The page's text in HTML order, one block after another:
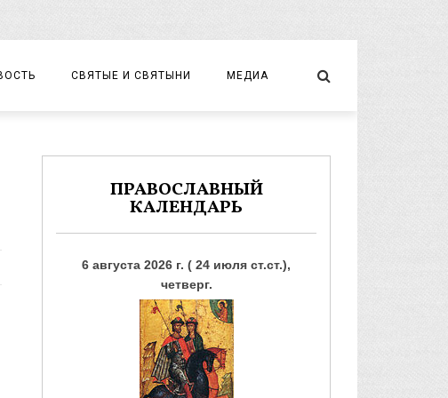
СВЯТЫЕ И СВЯТЫНИ МЕДИА
ФОТО
ПРАВОСЛАВНЫЙ
КАЛЕНДАРЬ
6 августа 2026 г. ( 24 июля ст.ст.),
четверг.